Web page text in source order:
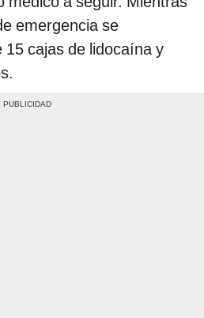
emergencia se
cajas de lidocaína y